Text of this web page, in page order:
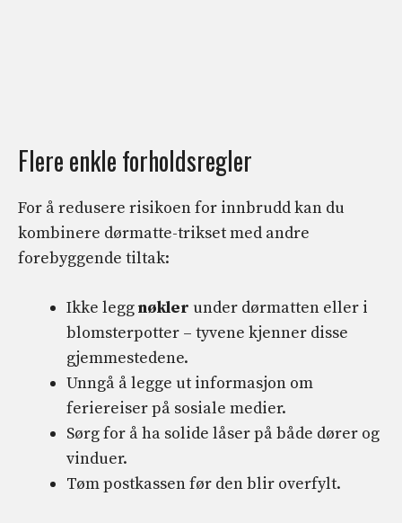
Flere enkle forholdsregler
For å redusere risikoen for innbrudd kan du
kombinere dørmatte-trikset med andre
forebyggende tiltak:
Ikke leggnøkler under dørmatten eller i
blomsterpotter – tyvene kjenner disse
gjemmestedene.
Unngå å legge ut informasjon om
feriereiser på sosiale medier.
Sørg for å ha solide låser på både dører og
vinduer.
Tøm postkassen før den blir overfylt.